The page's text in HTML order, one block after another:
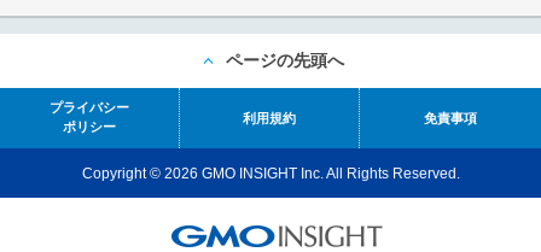
ページの先頭へ
プライバシー
ポリシー
利用規約 免責事項
Copyright © 2026 GMO INSIGHT Inc. All Rights Reserved.